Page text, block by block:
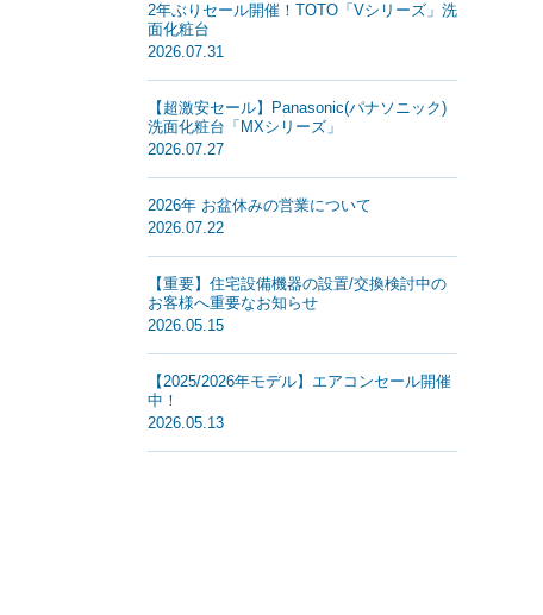
2年ぶりセール開催！TOTO「Vシリーズ」洗
面化粧台
2026.07.31
【超激安セール】Panasonic(パナソニック)
洗面化粧台「MXシリーズ」
2026.07.27
2026年 お盆休みの営業について
2026.07.22
【重要】住宅設備機器の設置/交換検討中の
お客様へ重要なお知らせ
2026.05.15
【2025/2026年モデル】エアコンセール開催
中！
2026.05.13